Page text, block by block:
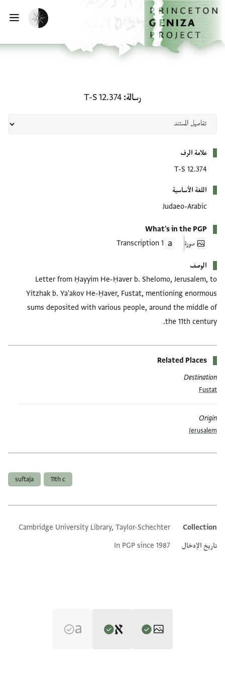
إلى المحتوى الرئيسي
الرئيسية
تفعيل الوضع المظلم
رسالة T-S 12.374
علامة الرف
T-S 12.374
اللغة الأساسية
Judaeo-Arabic
What's in the PGP
صورة
1 Transcription
الوصف
Letter from Ḥayyim He-Ḥaver b. Shelomo, Jerusalem, to
Yitzhak b. Ya'akov He-Ḥaver, Fustat, mentioning enormous
sums deposited with various people, around the middle of
the 11th century.
Related Places
Destination
Fustat
Origin
Jerusalem
11th c
suftaja
Additional metadata
Collection
Cambridge University Library, Taylor-Schechter
تاريخ الإدخال
In PGP since 1987